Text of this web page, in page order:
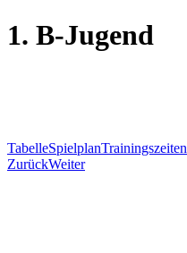
1. B-Jugend
TabelleSpielplanTrainingszeiten
ZurückWeiter